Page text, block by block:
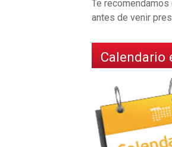
Te
antes de venir
Calendario